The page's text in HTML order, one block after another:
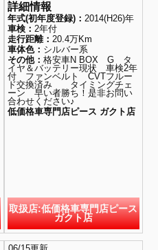
詳細情報
年式(初年度登録)： 2014(H26)年
車検： 2年付
走行距離： 20.4万Km
車体色： シルバー系
その他： 格安車N BOX G タ
イヤ＆バッテリー現状 車検2年
付 ファンベルト CVTフルー
ド交換済み タイミングチェ
ーン 早い者勝ち！是非お問い
合わせください♪
低価格車専門店ピース ガクト店
取扱店:低価格車専門店ピース
ガクト店